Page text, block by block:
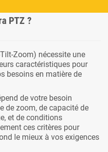
PTZ ?
Zoom) nécessite une
caractéristiques pour
besoins en matière de
de votre besoin
de zoom, de capacité de
et de conditions
ces critères pour
le mieux à vos exigences